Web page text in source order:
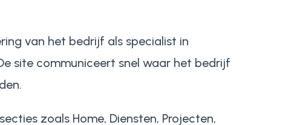
van het bedrijf als specialist in
site communiceert snel waar het bedrijf
zoals Home, Diensten, Projecten,